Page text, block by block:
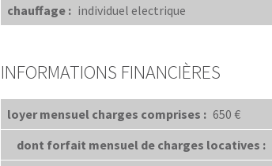
chauffage : individuel electrique
INFORMATIONS FINANCIÈRES
loyer mensuel charges comprises : 650 €
dont forfait mensuel de charges locatives :